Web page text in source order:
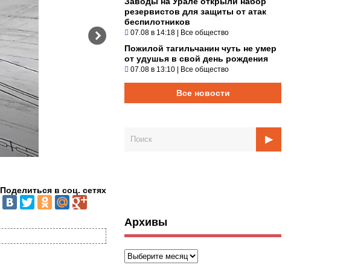
Поделиться в соц. сетях
резервистов для защиты от атак
беспилотников
07.08 в 14:18 | Все общество
Пожилой тагильчанин чуть не умер
от удушья в свой день рождения
07.08 в 13:10 | Все общество
Все новости
Архивы
Архивы